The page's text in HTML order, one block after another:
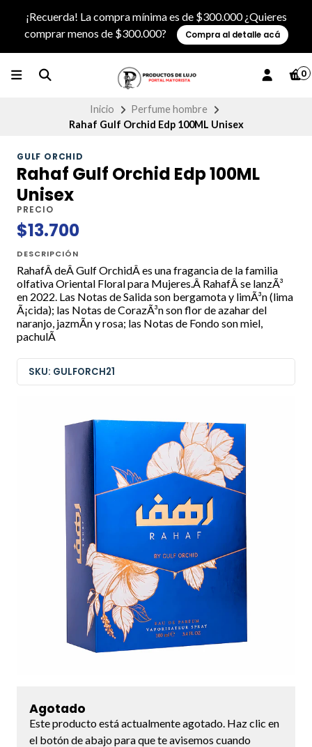
¡Recuerda! La compra mínima es de $300.000 ¿Quieres
comprar menos de $300.000?
Compra al detalle acá
0
Inicio
Perfume hombre
Rahaf Gulf Orchid Edp 100ML Unisex
GULF ORCHID
Rahaf Gulf Orchid Edp 100ML
Unisex
PRECIO
$13.700
DESCRIPCIÓN
RahafÂ deÂ Gulf OrchidÂ es una fragancia de la familia
olfativa Oriental Floral para Mujeres.Â RahafÂ se lanzÃ³
en 2022. Las Notas de Salida son bergamota y limÃ³n (lima
Ã¡cida); las Notas de CorazÃ³n son flor de azahar del
naranjo, jazmÃ­n y rosa; las Notas de Fondo son miel,
pachulÃ­
SKU: GULFORCH21
Agotado
Este producto está actualmente agotado. Haz clic en
el botón de abajo para que te avisemos cuando